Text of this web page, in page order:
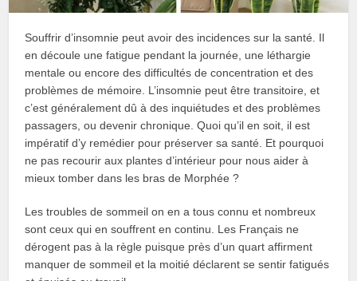
Souffrir d’insomnie peut avoir des incidences sur la santé. Il
en découle une fatigue pendant la journée, une léthargie
mentale ou encore des difficultés de concentration et des
problèmes de mémoire. L’insomnie peut être transitoire, et
c’est généralement dû à des inquiétudes et des problèmes
passagers, ou devenir chronique. Quoi qu’il en soit, il est
impératif d’y remédier pour préserver sa santé. Et pourquoi
ne pas recourir aux plantes d’intérieur pour nous aider à
mieux tomber dans les bras de Morphée ?
Les troubles de sommeil on en a tous connu et nombreux
sont ceux qui en souffrent en continu. Les Français ne
dérogent pas à la règle puisque près d’un quart affirment
manquer de sommeil et la moitié déclarent se sentir fatigués